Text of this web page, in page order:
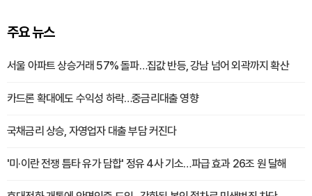
주요 뉴스
서울 아파트 상승거래 57% 돌파…집값 반등, 강남 넘어 외곽까지 확산
카드론 확대에도 수익성 하락…중금리대출 영향
국채금리 상승, 자영업자 대출 부담 커진다
'미·이란 전쟁 틈타 유가 담합' 정유 4사 기소…파급 효과 26조 원 달해